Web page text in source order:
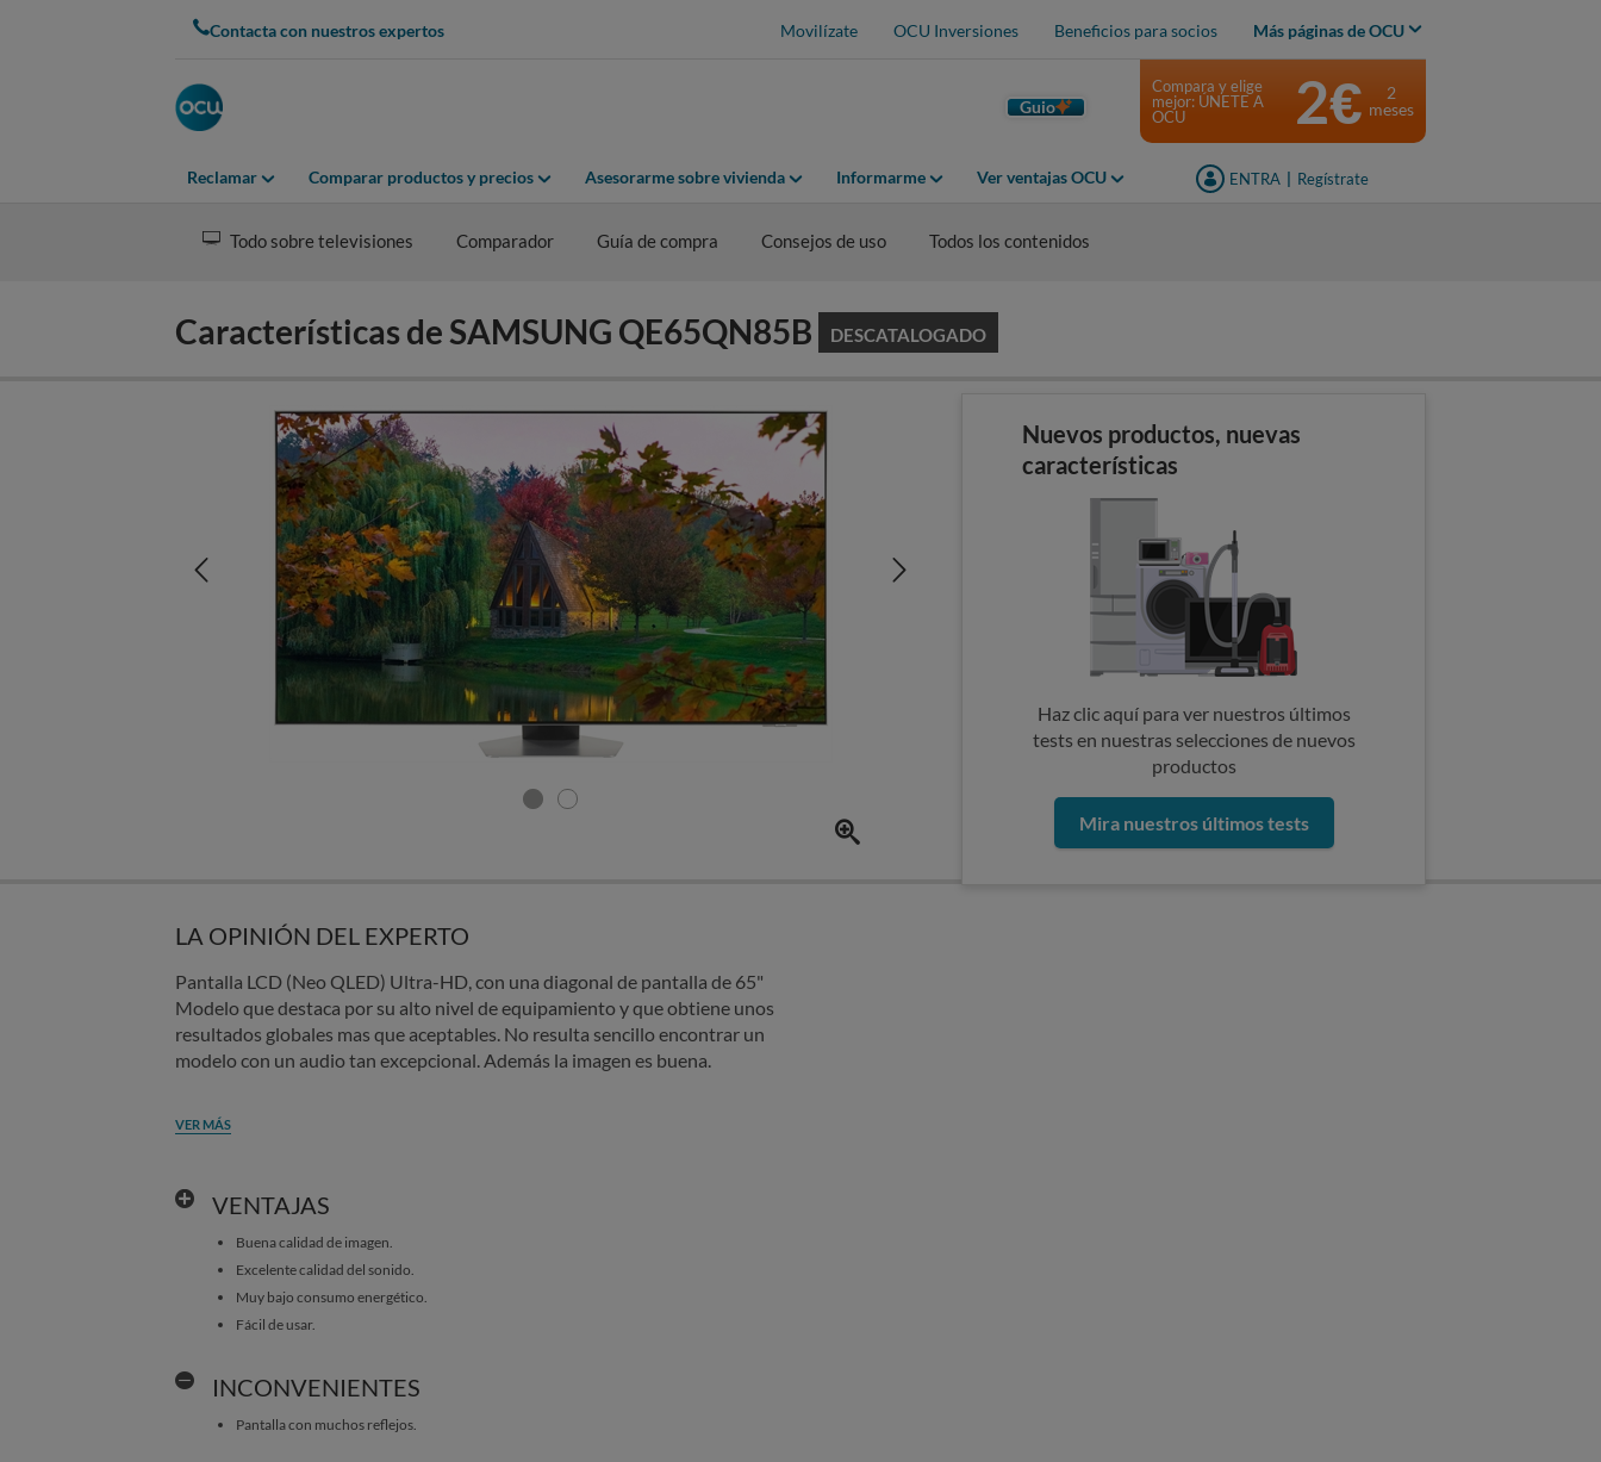
Contacta con nuestros expertos Movilízate OCU Inversiones Beneficios para socios Más páginas de OCU
Guio
Reclamar Comparar productos y precios Asesorarme sobre vivienda Informarme Ver ventajas OCU ENTRA Regístrate
Compara y elige
mejor: ÚNETE A
OCU
2€
2
meses
Todo sobre televisiones Comparador Guía de compra Consejos de uso Todos los contenidos
Características de SAMSUNG QE65QN85B DESCATALOGADO
Nuevos productos, nuevas
características
Haz clic aquí para ver nuestros últimos
tests en nuestras selecciones de nuevos
productos
Mira nuestros últimos tests
LA OPINIÓN DEL EXPERTO
Pantalla LCD (Neo QLED) Ultra-HD, con una diagonal de pantalla de 65"
Modelo que destaca por su alto nivel de equipamiento y que obtiene unos
resultados globales mas que aceptables. No resulta sencillo encontrar un
modelo con un audio tan excepcional. Además la imagen es buena.
VER MÁS
VENTAJAS
Buena calidad de imagen.
Excelente calidad del sonido.
Muy bajo consumo energético.
Fácil de usar.
INCONVENIENTES
Pantalla con muchos reflejos.